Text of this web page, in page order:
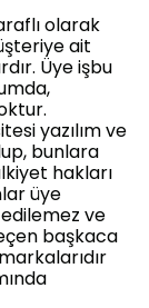
olarak
ait
Üye işbu
yazılım ve
bunlara
hakları
üye
ve
başkaca